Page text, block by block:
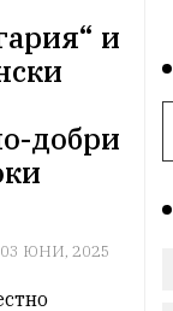
и
добри
03 ЮНИ, 2025